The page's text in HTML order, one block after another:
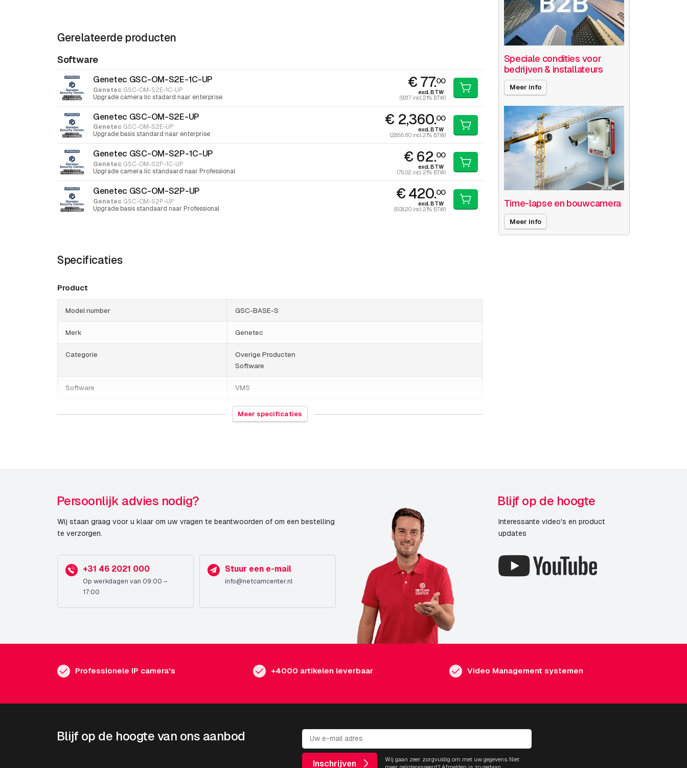
Gerelateerde producten
Software
Genetec GSC-OM-S2E-1C-UP
Genetec GSC-OM-S2E-1C-UP
Upgrade camera lic stadard naar enterprise
€ 77.00
excl. BTW
(93.17 incl. 21% BTW)
Genetec GSC-OM-S2E-UP
Genetec GSC-OM-S2E-UP
Upgrade basis standard naar enterprise
€ 2,360.00
excl. BTW
(2,855.60 incl. 21% BTW)
Genetec GSC-OM-S2P-1C-UP
Genetec GSC-OM-S2P-1C-UP
Upgrade camera lic standaard naar Professional
€ 62.00
excl. BTW
(75.02 incl. 21% BTW)
Genetec GSC-OM-S2P-UP
Genetec GSC-OM-S2P-UP
Upgrade basis standaard naar Professional
€ 420.00
excl. BTW
(508.20 incl. 21% BTW)
Specificaties
Product
Model number GSC-BASE-S
Merk Genetec
Categorie
Overige Producten
Software
Software VMS
Standard
Meer specificaties
Speciale condities voor
bedrijven & installateurs
Meer info
Time-lapse en bouwcamera
Meer info
Persoonlijk advies nodig?
Wij staan graag voor u klaar om uw vragen te beantwoorden of om een bestelling
te verzorgen.
+31 46 2021 000
Op werkdagen van 09:00 –
17:00
Stuur een e-mail
info@netcamcenter.nl
Blijf op de hoogte
Interessante video's en product
updates
Professionele IP camera's +4000 artikelen leverbaar Video Management systemen
Blijf op de hoogte van ons aanbod
Inschrijven
Wij gaan zeer zorgvuldig om met uw gegevens. Niet